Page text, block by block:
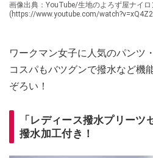
画像出典：YouTube/生地のよろず屋ナイ
(https://www.youtube.com/
ワークマン女子に人気のパンツ
コスパもバツグンで撥水など機
ぞろい！
「レディース撥水プリー
撥水加工付き！